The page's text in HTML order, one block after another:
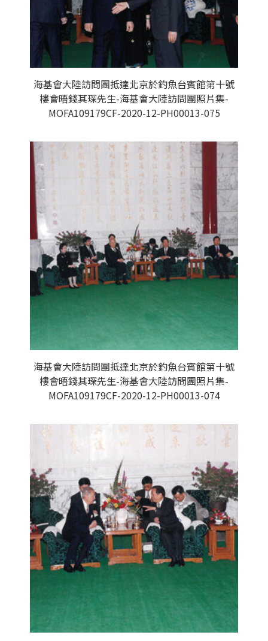
海基會大陸訪問團抵達北京於釣魚台賓館第十號
樓會晤錢其琛先生-海基會大陸訪問團照片集-
MOFA109179CF-2020-12-PH00013-075
海基會大陸訪問團抵達北京於釣魚台賓館第十號
樓會晤錢其琛先生-海基會大陸訪問團照片集-
MOFA109179CF-2020-12-PH00013-074